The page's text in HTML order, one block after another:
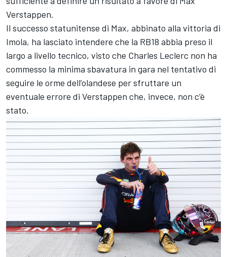
Verstappen.
Il successo statunitense di Max, abbinato alla vittoria di
Imola, ha lasciato intendere che la RB18 abbia preso il
largo a livello tecnico, visto che Charles Leclerc non ha
commesso la minima sbavatura in gara nel tentativo di
seguire le orme dell’olandese per sfruttare un
eventuale errore di Verstappen che, invece, non c’è
stato.